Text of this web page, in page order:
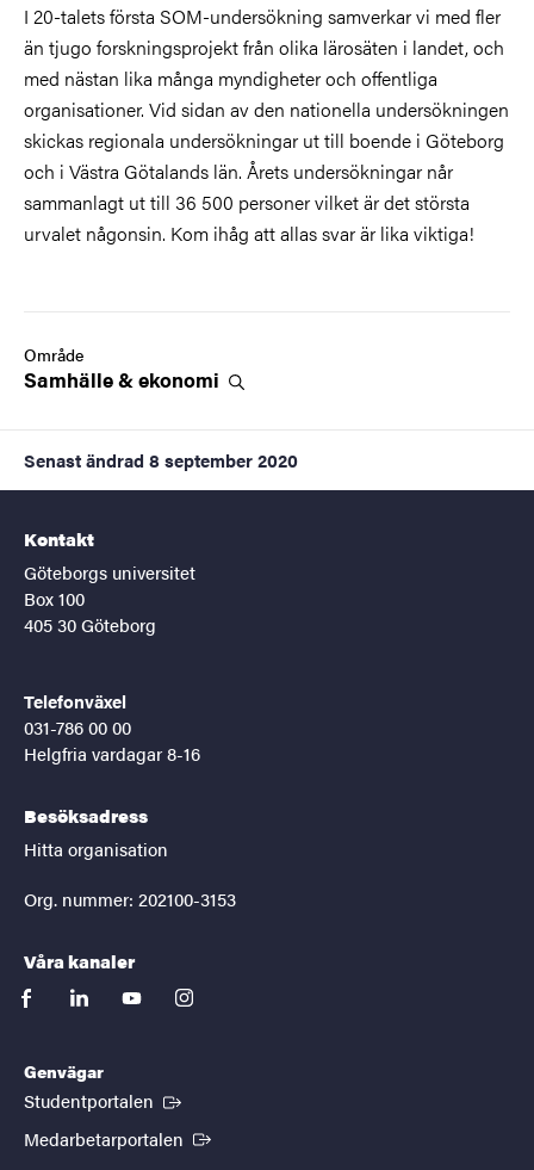
I 20-talets första SOM-undersökning samverkar vi med fler
än tjugo forskningsprojekt från olika lärosäten i landet, och
med nästan lika många myndigheter och offentliga
organisationer. Vid sidan av den nationella undersökningen
skickas regionala undersökningar ut till boende i Göteborg
och i Västra Götalands län. Årets undersökningar når
sammanlagt ut till 36 500 personer vilket är det största
urvalet någonsin. Kom ihåg att allas svar är lika viktiga!
Område
Samhälle &ekonomi
Senast ändrad 8 september 2020
Kontakt
Göteborgs universitet
Box 100
405 30 Göteborg
Telefonväxel
031-786 00 00
Helgfria vardagar 8-16
Besöksadress
Hitta organisation
Org. nummer: 202100-3153
Våra kanaler
facebooklinkedinyoutubeinstagram
Genvägar
Studentportalen (Extern länk)
Medarbetarportalen (Extern länk)